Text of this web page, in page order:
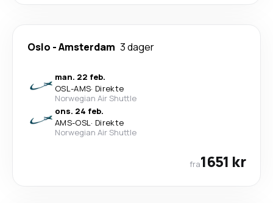
Oslo -Amsterdam 3 dager
man. 22 feb.
OSL-AMS· Direkte
Norwegian Air Shuttle
ons. 24 feb.
AMS-OSL· Direkte
Norwegian Air Shuttle
fra1651 kr